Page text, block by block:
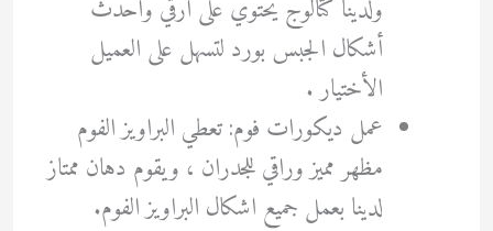
ولدينا كتالوج يحتوي على أرقي وأحدث
أشكال الجبس بورد لتسهل على العميل
الأختيار .
عمل ديكورات فوم: تعطي البراويز الفوم
مظهر مميز وراقي للجدران ، ويقوم دهان ممتاز
لدينا بعمل جميع اشكال البراويز الفوم.